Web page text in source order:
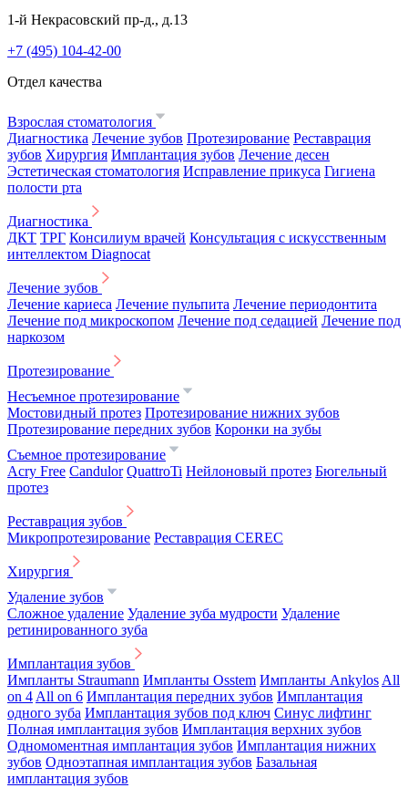
1-й Некрасовский пр-д., д.13
+7 (495) 104-42-00
Отдел качества
Взрослая стоматология
Диагностика Лечение зубов Протезирование Реставрация
зубов Хирургия Имплантация зубов Лечение десен
Эстетическая стоматология Исправление прикуса Гигиена
полости рта
Диагностика
ДКТ ТРГ Консилиум врачей Консультация с искусственным
интеллектом Diagnocat
Лечение зубов
Лечение кариеса Лечение пульпита Лечение периодонтита
Лечение под микроскопом Лечение под седацией Лечение под
наркозом
Протезирование
Несъемное протезирование
Мостовидный протез Протезирование нижних зубов
Протезирование передних зубов Коронки на зубы
Съемное протезирование
Acry Free Candulor QuattroTi Нейлоновый протез Бюгельный
протез
Реставрация зубов
Микропротезирование Реставрация CEREC
Хирургия
Удаление зубов
Сложное удаление Удаление зуба мудрости Удаление
ретинированного зуба
Имплантация зубов
Импланты Straumann Импланты Osstem Импланты Ankylos All
on 4 All on 6 Имплантация передних зубов Имплантация
одного зуба Имплантация зубов под ключ Синус лифтинг
Полная имплантация зубов Имплантация верхних зубов
Одномоментная имплантация зубов Имплантация нижних
зубов Одноэтапная имплантация зубов Базальная
имплантация зубов